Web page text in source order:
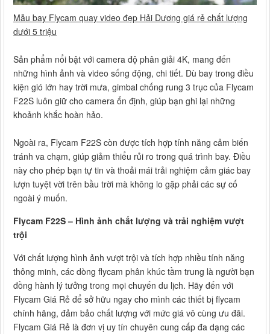
Mẫu bay Flycam quay video đẹp Hải Dương giá rẻ chất lượng
dưới 5 triệu
Sản phẩm nổi bật với camera độ phân giải 4K, mang đến
những hình ảnh và video sống động, chi tiết. Dù bay trong điều
kiện gió lớn hay trời mưa, gimbal chống rung 3 trục của Flycam
F22S luôn giữ cho camera ổn định, giúp bạn ghi lại những
khoảnh khắc hoàn hảo.
Ngoài ra, Flycam F22S còn được tích hợp tính năng cảm biến
tránh va chạm, giúp giảm thiểu rủi ro trong quá trình bay. Điều
này cho phép bạn tự tin và thoải mái trải nghiệm cảm giác bay
lượn tuyệt vời trên bầu trời mà không lo gặp phải các sự cố
ngoài ý muốn.
Flycam F22S – Hình ảnh chất lượng và trải nghiệm vượt
trội
Với chất lượng hình ảnh vượt trội và tích hợp nhiều tính năng
thông minh, các dòng flycam phân khúc tầm trung là người bạn
đồng hành lý tưởng trong mọi chuyến du lịch. Hãy đến với
Flycam Giá Rẻ để sở hữu ngay cho mình các thiết bị flycam
chính hãng, đảm bảo chất lượng với mức giá vô cùng ưu đãi.
Flycam Giá Rẻ là đơn vị uy tín chuyên cung cấp đa dạng các